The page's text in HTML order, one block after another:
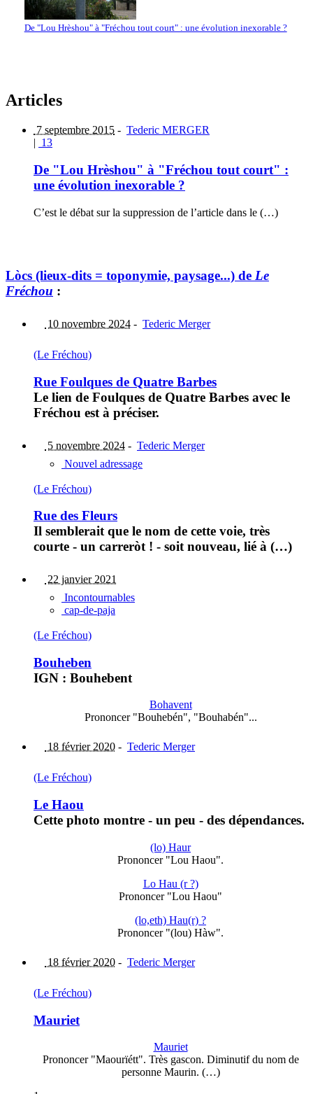
De "Lou Hrèshou" à "Fréchou tout court" : une évolution inexorable ?
Articles
7 septembre 2015 - Tederic MERGER
| 13
De "Lou Hrèshou" à "Fréchou tout court" :
une évolution inexorable ?
C’est le débat sur la suppression de l’article dans le (…)
Lòcs (lieux-dits = toponymie, paysage...) de Le
Fréchou :
10 novembre 2024 - Tederic Merger
(Le Fréchou)
Rue Foulques de Quatre Barbes
Le lien de Foulques de Quatre Barbes avec le
Fréchou est à préciser.
5 novembre 2024 - Tederic Merger
Nouvel adressage
(Le Fréchou)
Rue des Fleurs
Il semblerait que le nom de cette voie, très
courte - un carreròt ! - soit nouveau, lié à (…)
22 janvier 2021
Incontournables
cap-de-paja
(Le Fréchou)
Bouheben
IGN : Bouhebent
Bohavent
Prononcer "Bouhebén", "Bouhabén"...
18 février 2020 - Tederic Merger
(Le Fréchou)
Le Haou
Cette photo montre - un peu - des dépendances.
(lo) Haur
Prononcer "Lou Haou".
Lo Hau (r ?)
Prononcer "Lou Haou"
(lo,eth) Hau(r) ?
Prononcer "(lou) Hàw".
18 février 2020 - Tederic Merger
(Le Fréchou)
Mauriet
Mauriet
Prononcer "Maourïétt". Très gascon. Diminutif du nom de
personne Maurin. (…)